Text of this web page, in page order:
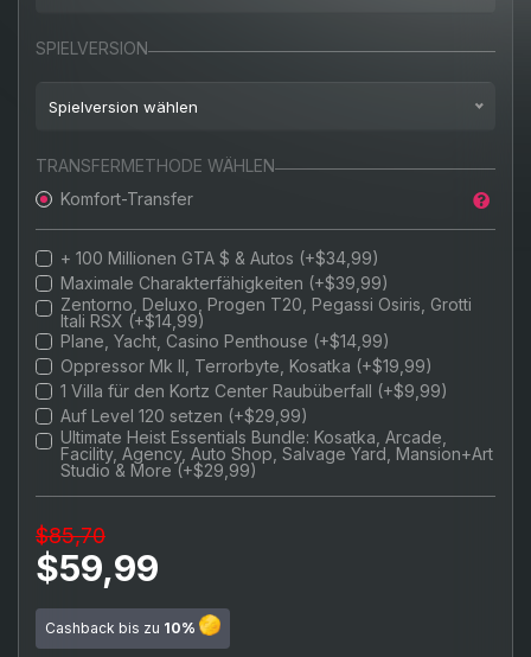
10 modifizierte Autos
SPIELVERSION
Spielversion wählen
Playstation 4
Playstation 5
TRANSFERMETHODE WÄHLEN
Komfort-Transfer
+ 100 Millionen GTA $ & Autos (+$34,99)
Maximale Charakterfähigkeiten (+$39,99)
Zentorno, Deluxo, Progen T20, Pegassi Osiris, Grotti
Itali RSX (+$14,99)
Plane, Yacht, Casino Penthouse (+$14,99)
Oppressor Mk II, Terrorbyte, Kosatka (+$19,99)
1 Villa für den Kortz Center Raubüberfall (+$9,99)
Auf Level 120 setzen (+$29,99)
Ultimate Heist Essentials Bundle: Kosatka, Arcade,
Facility, Agency, Auto Shop, Salvage Yard, Mansion+Art
Studio & More (+$29,99)
$85,70
$59,99
Cashback bis zu 10%